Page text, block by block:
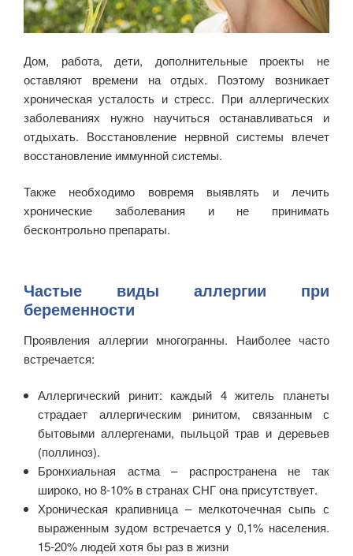
Дом, работа, дети, дополнительные проекты не
оставляют времени на отдых. Поэтому возникает
хроническая усталость и стресс. При аллергических
заболеваниях нужно научиться останавливаться и
отдыхать. Восстановление нервной системы влечет
восстановление иммунной системы.
Также необходимо вовремя выявлять и лечить
хронические заболевания и не принимать
бесконтрольно препараты.
Частые виды аллергии при
беременности
Проявления аллергии многогранны. Наиболее часто
встречается:
Аллергический ринит: каждый 4 житель планеты
страдает аллергическим ринитом, связанным с
бытовыми аллергенами, пыльцой трав и деревьев
(поллиноз).
Бронхиальная астма – распространена не так
широко, но 8-10% в странах СНГ она присутствует.
Хроническая крапивница – мелкоточечная сыпь с
выраженным зудом встречается у 0,1% населения.
15-20% людей хотя бы раз в жизни